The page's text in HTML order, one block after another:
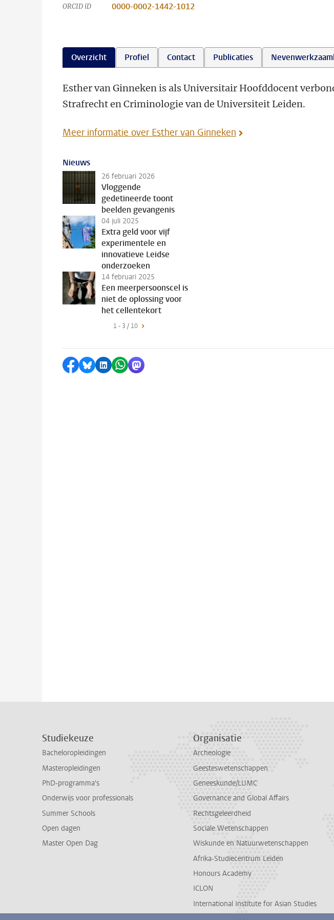
ORCID iD 0000-0002-1442-1012
Overzicht Profiel Contact Publicaties
Esther van Ginneken is als Universitair Hoofddocent
Strafrecht en Criminologie van de Universiteit Leiden.
Meer informatie over Esther van Ginneken
Nieuws
26 februari 2026
Vloggende
gedetineerde toont
beelden gevangenis
04 juli 2025
Extra geld voor vijf
experimentele en
innovatieve Leidse
onderzoeken
14 februari 2025
Een meerpersoonscel is
niet de oplossing voor
het cellentekort
1 - 3 / 10
Delen op Facebook
Delen via Bluesky
Delen op LinkedIn
Delen via WhatsApp
Delen via Mastodon
Studiekeuze
Bacheloropleidingen
Masteropleidingen
PhD-programma's
Onderwijs voor professionals
Summer Schools
Open dagen
Master Open Dag
Organisatie
Archeologie
Geesteswetenschappen
Geneeskunde/LUMC
Governance and Global Affairs
Rechtsgeleerdheid
Sociale Wetenschappen
Wiskunde en Natuurwetenschappen
Afrika-Studiecentrum Leiden
Honours Academy
ICLON
International Institute for Asian Studies